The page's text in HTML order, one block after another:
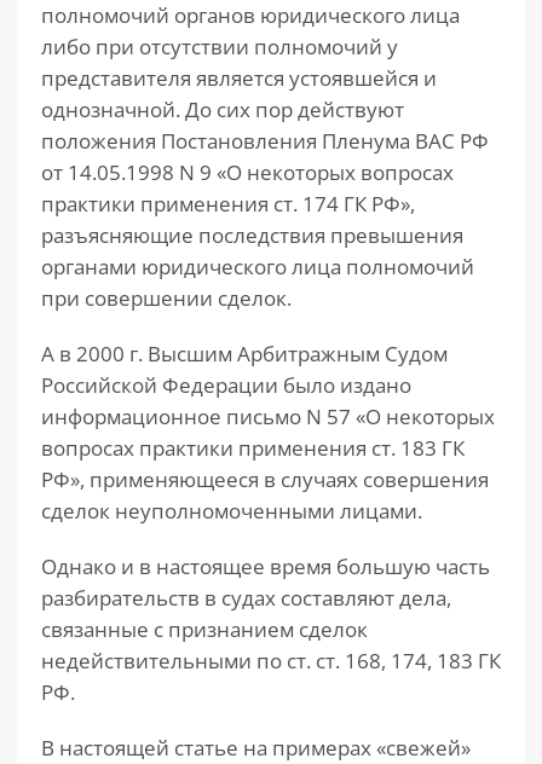
полномочий органов юридического лица
либо при отсутствии полномочий у
представителя является устоявшейся и
однозначной. До сих пор действуют
положения Постановления Пленума ВАС РФ
от 14.05.1998 N 9 «О некоторых вопросах
практики применения ст. 174 ГК РФ»,
разъясняющие последствия превышения
органами юридического лица полномочий
при совершении сделок.
А в 2000 г. Высшим Арбитражным Судом
Российской Федерации было издано
информационное письмо N 57 «О некоторых
вопросах практики применения ст. 183 ГК
РФ», применяющееся в случаях совершения
сделок неуполномоченными лицами.
Однако и в настоящее время большую часть
разбирательств в судах составляют дела,
связанные с признанием сделок
недействительными по ст. ст. 168, 174, 183 ГК
РФ.
В настоящей статье на примерах «свежей»